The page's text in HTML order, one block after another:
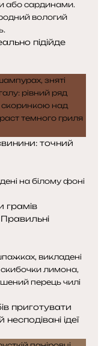
підійде
точний
грамів
приготувати
ідеї